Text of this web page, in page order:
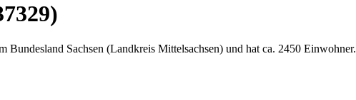
Sachsen (Landkreis Mittelsachsen) und hat ca. 2450 Einwohner.